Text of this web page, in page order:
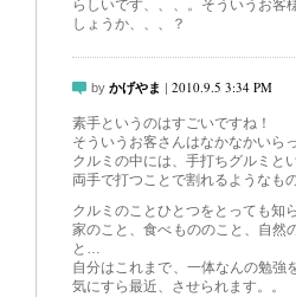
らしいです、、、。そういうお客
しょうか、、、？
by かげやま | 2010.9.5 3:34 PM
素手というのはすごいですね！
そういうお客さんはなかなかいら
クルミの中には、手打ちグルミと
両手で打つことで割れるようなも
クルミのことひとつをとっても知
家のこと、食べもののこと、自然
と…
自分はこれまで、一体なんの勉強
気にすら最近、させられます。。